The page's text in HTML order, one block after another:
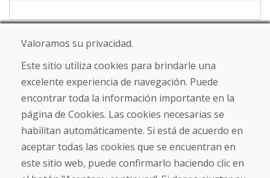
Enviar
Línea de información
+421 919 282 306
info@domivosport.es
Sobre nosotros
Valoramos su privacidad.
Este sitio utiliza cookies para brindarle una
excelente experiencia de navegación. Puede
encontrar toda la información importante en la
página de Cookies. Las cookies necesarias se
habilitan automáticamente. Si está de acuerdo en
aceptar todas las cookies que se encuentran en
este sitio web, puede confirmarlo haciendo clic en